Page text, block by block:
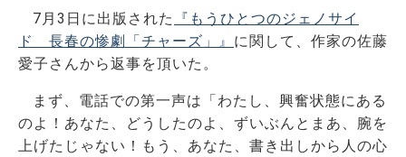
7月3日に出版された
『もうひとつのジェノサイ
ド 長春の惨劇「チャーズ」』 に関して、作家の佐藤
愛子さんから返事を頂いた。
まず、電話での第一声は「わたし、興奮状態にある
のよ！あなた、どうしたのよ、ずいぶんとまあ、腕を
上げたじゃない！もう、あなた、書き出しから人の心